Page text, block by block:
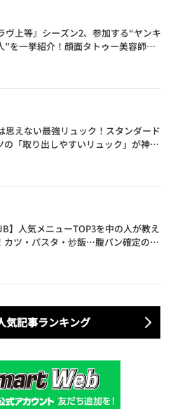
ヴ上等』シーズン2、参加する“ヤンキ
”を一挙紹介！顔面タトゥー美容師、
思えない最強リュック！スタンダード
の「取り出しやすいリュック」が神す
】人気メニューTOP3を中の人が教え
カツ・パスタ・炒飯…腹パン確定のガ
気記事ランキング